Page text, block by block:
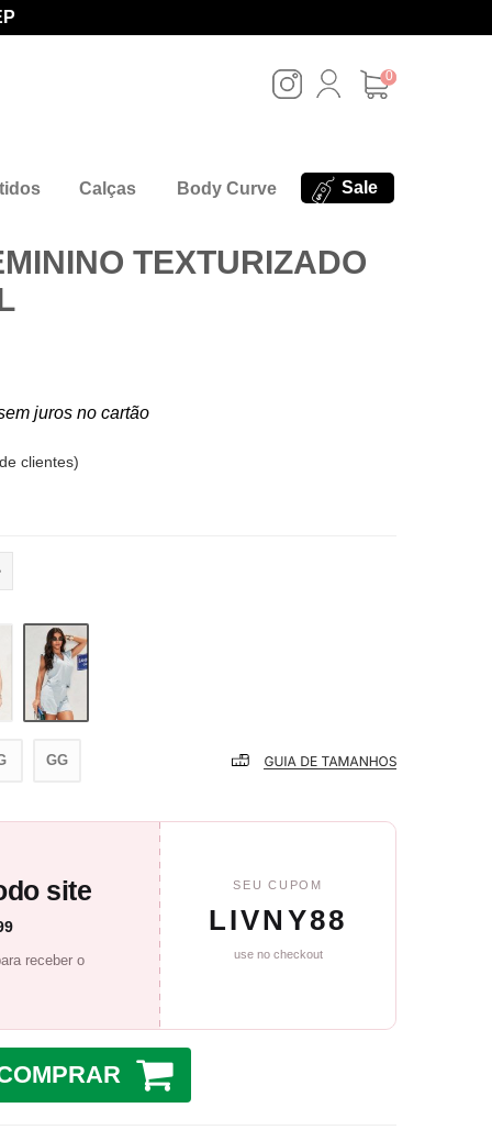
0
Calças Body Curve Sale
TEXTURIZADO
juros no cartão
clientes)
GG
site
receber o
SEU CUPOM
LIVNY88
use no checkout